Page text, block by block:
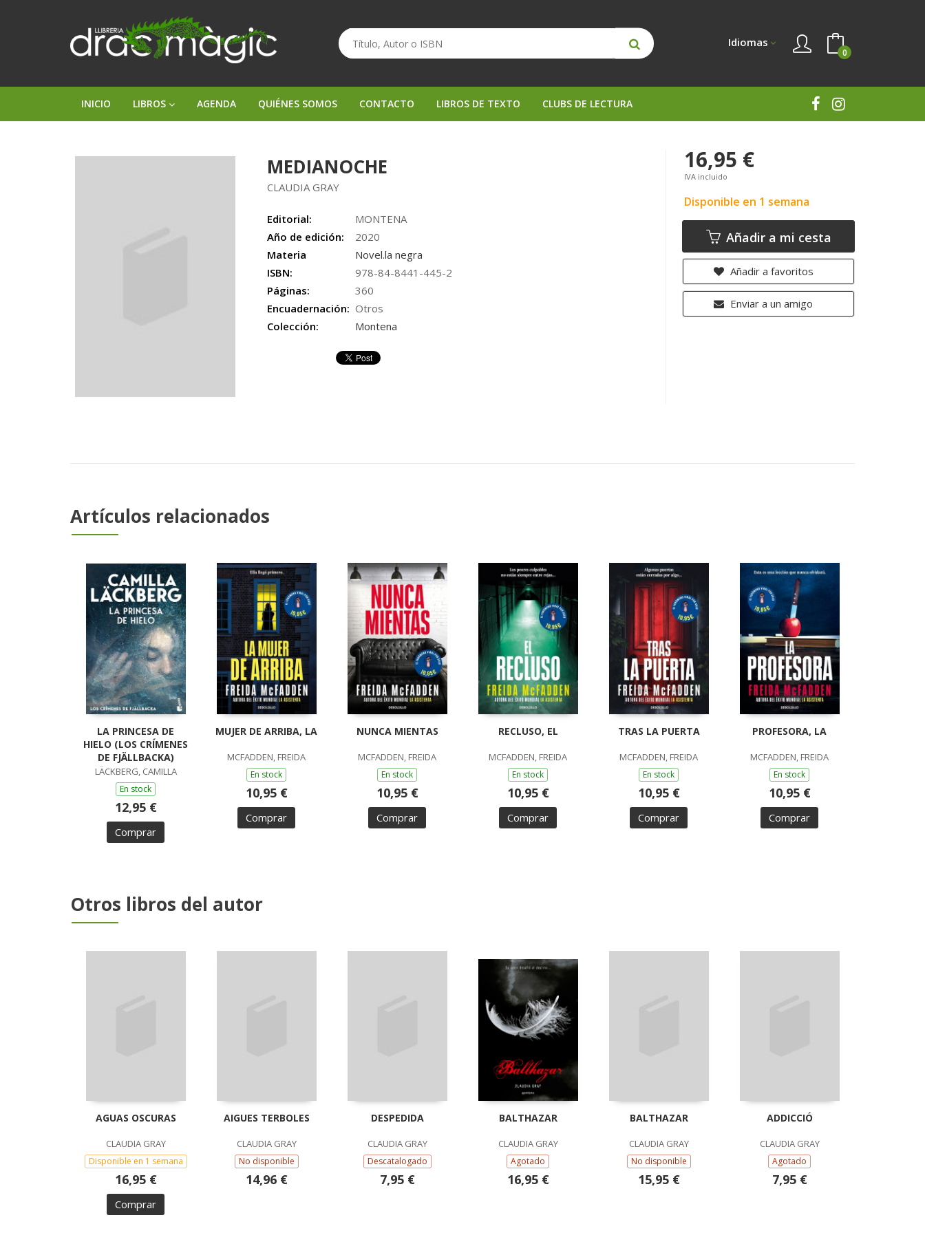
Idiomas
0
INICIO LIBROS AGENDA QUIÉNES SOMOS CONTACTO LIBROS DE TEXTO CLUBS DE LECTURA
MEDIANOCHE
CLAUDIA GRAY
Editorial:
MONTENA
Año de edición:
2020
Materia
Novel.la negra
ISBN:
978-84-8441-445-2
Páginas:
360
Encuadernación: Otros
Colección:
Montena
16,95 €
IVA incluido
Disponible en 1 semana
Añadir a mi cesta
Añadir a favoritos
Enviar a un amigo
Artículos relacionados
LA PRINCESA DE
HIELO (LOS CRÍMENES
DE FJÄLLBACKA)
LÄCKBERG, CAMILLA
En stock
12,95 €
Comprar
MUJER DE ARRIBA, LA
MCFADDEN, FREIDA
En stock
10,95 €
Comprar
NUNCA MIENTAS
MCFADDEN, FREIDA
En stock
10,95 €
Comprar
RECLUSO, EL
MCFADDEN, FREIDA
En stock
10,95 €
Comprar
TRAS LA PUERTA
MCFADDEN, FREIDA
En stock
10,95 €
Comprar
PROFESORA, LA
MCFADDEN, FREIDA
En stock
10,95 €
Comprar
Otros libros del autor
AGUAS OSCURAS
CLAUDIA GRAY
Disponible en 1 semana
16,95 €
Comprar
AIGUES TERBOLES
CLAUDIA GRAY
No disponible
14,96 €
DESPEDIDA
CLAUDIA GRAY
Descatalogado
7,95 €
BALTHAZAR
CLAUDIA GRAY
Agotado
16,95 €
BALTHAZAR
CLAUDIA GRAY
No disponible
15,95 €
ADDICCIÓ
CLAUDIA GRAY
Agotado
7,95 €